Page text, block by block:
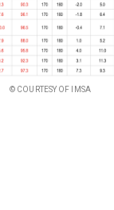
© COURTESY OF IMSA